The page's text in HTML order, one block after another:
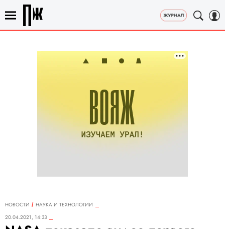
НОВОСТИ
НАУКА И ТЕХНОЛОГИИ
20.04.2021, 14:33